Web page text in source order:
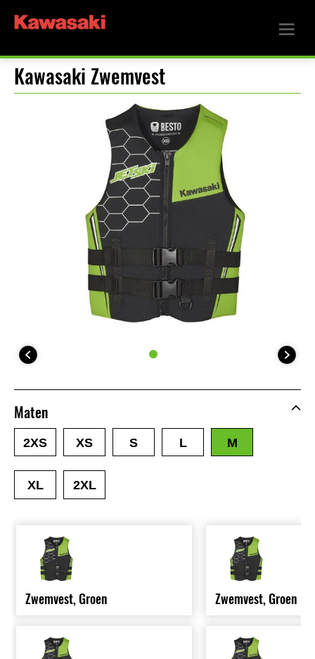
Kawasaki Zwemvest
Maten
2XS XS S L M
XL 2XL
Zwemvest, Groen Zwemvest, Groen